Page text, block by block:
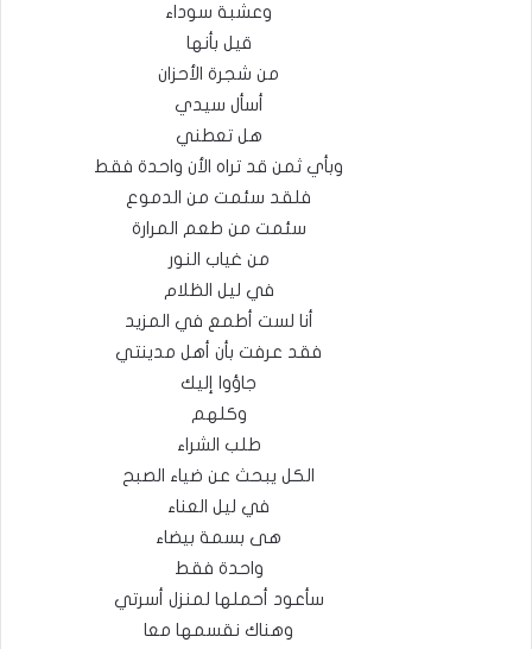
وعشبة سوداء
قيل بأنها
من شجرة الأحزان
أسأل سيدي
هل تعطني
وبأي ثمن قد تراه الأن واحدة فقط
فلقد سئمت من الدموع
سئمت من طعم المرارة
من غياب النور
في ليل الظلام
أنا لست أطمع في المزيد
فقد عرفت بأن أهل مدينتي
جاؤوا إليك
وكلهم
طلب الشراء
الكل يبحث عن ضياء الصبح
في ليل العناء
هى بسمة بيضاء
واحدة فقط
سأعود أحملها لمنزل أسرتي
وهناك نقسمها معا